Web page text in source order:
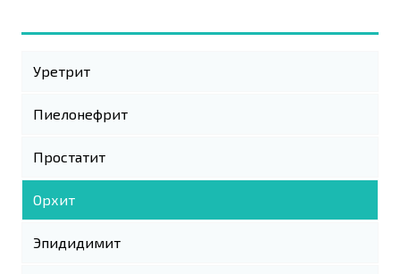
Уретрит
Пиелонефрит
Простатит
Орхит
Эпидидимит